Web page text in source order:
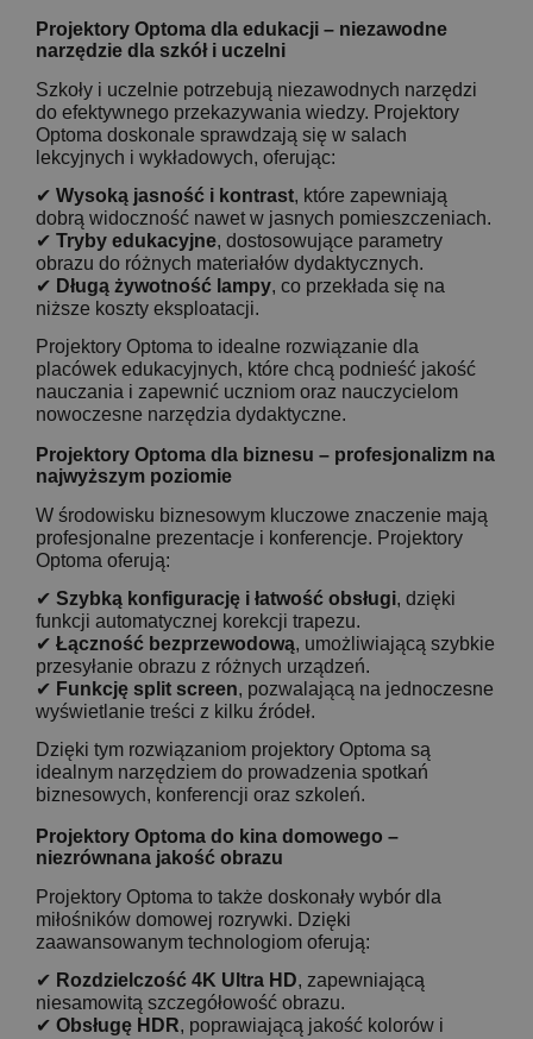
Projektory Optoma dla edukacji – niezawodne
narzędzie dla szkół i uczelni
Szkoły i uczelnie potrzebują niezawodnych narzędzi
do efektywnego przekazywania wiedzy. Projektory
Optoma doskonale sprawdzają się w salach
lekcyjnych i wykładowych, oferując:
✔ Wysoką jasność i kontrast, które zapewniają
dobrą widoczność nawet w jasnych pomieszczeniach.
✔ Tryby edukacyjne, dostosowujące parametry
obrazu do różnych materiałów dydaktycznych.
✔ Długą żywotność lampy, co przekłada się na
niższe koszty eksploatacji.
Projektory Optoma to idealne rozwiązanie dla
placówek edukacyjnych, które chcą podnieść jakość
nauczania i zapewnić uczniom oraz nauczycielom
nowoczesne narzędzia dydaktyczne.
Projektory Optoma dla biznesu – profesjonalizm na
najwyższym poziomie
W środowisku biznesowym kluczowe znaczenie mają
profesjonalne prezentacje i konferencje. Projektory
Optoma oferują:
✔ Szybką konfigurację i łatwość obsługi, dzięki
funkcji automatycznej korekcji trapezu.
✔ Łączność bezprzewodową, umożliwiającą szybkie
przesyłanie obrazu z różnych urządzeń.
✔ Funkcję split screen, pozwalającą na jednoczesne
wyświetlanie treści z kilku źródeł.
Dzięki tym rozwiązaniom projektory Optoma są
idealnym narzędziem do prowadzenia spotkań
biznesowych, konferencji oraz szkoleń.
Projektory Optoma do kina domowego –
niezrównana jakość obrazu
Projektory Optoma to także doskonały wybór dla
miłośników domowej rozrywki. Dzięki
zaawansowanym technologiom oferują:
✔ Rozdzielczość 4K Ultra HD, zapewniającą
niesamowitą szczegółowość obrazu.
✔ Obsługę HDR, poprawiającą jakość kolorów i